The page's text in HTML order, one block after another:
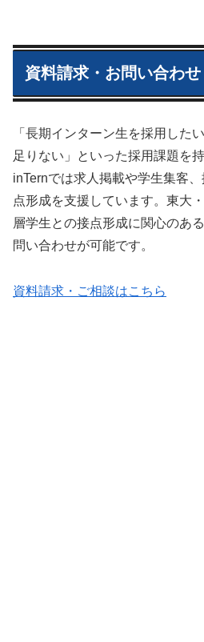
資料請求・お問い合わせ
「長期インターン生を採用した
足りない」といった採用課題を
inTernでは求人掲載や学生集客
点形成を支援しています。東大
層学生との接点形成に関心のあ
問い合わせが可能です。
資料請求・ご相談はこちら